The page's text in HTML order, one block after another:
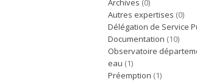
Archives (0)
Autres expertises (0)
Délégation de Service
Documentation (10)
Observatoire
eau (1)
Préemption (1)